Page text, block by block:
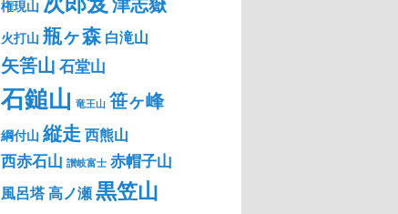
権現山
火打山 瓶ヶ森 白滝山
矢筈山 石堂山
石鎚山 竜王山 笹ヶ峰
綱付山 縦走西熊山
西赤石山 讃岐富士 赤帽子山
風呂塔高ノ瀬黒笠山